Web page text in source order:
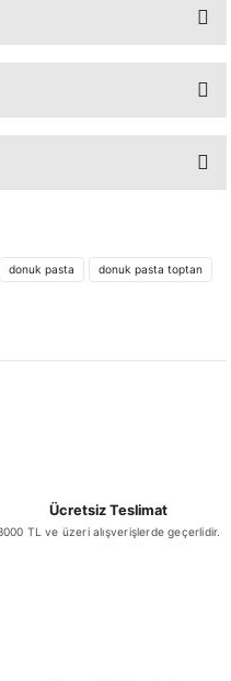
donuk pasta donuk pasta toptan
Ücretsiz Teslimat
TL ve üzeri alışverişlerde geçerlidir.